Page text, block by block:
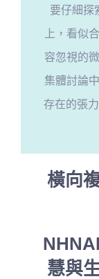
Choose your
要仔細探
上，看似
容忽視的
集體討論
存在的張
橫向
慧與